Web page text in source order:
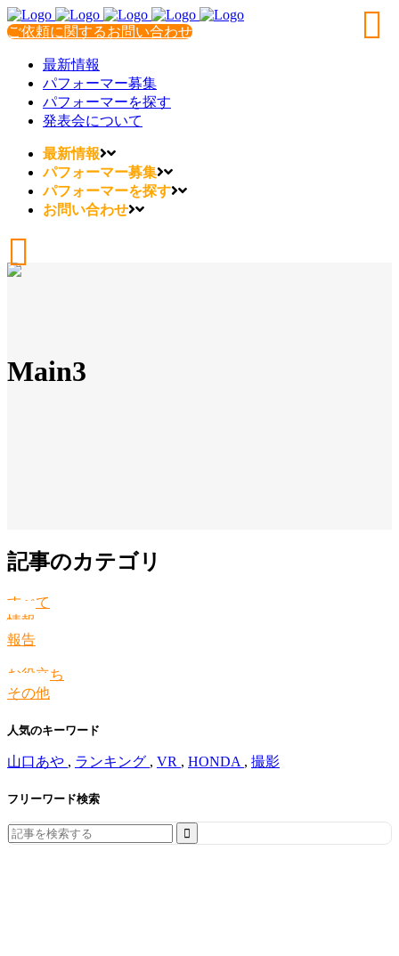
ご依頼に関するお問い合わせ
最新情報
パフォーマー募集
パフォーマーを探す
発表会について
最新情報
パフォーマー募集
パフォーマーを探す
お問い合わせ
Main3
記事のカテゴリ
すべて
情報
報告
お役立ち
その他
人気のキーワード
山口あや , ランキング , VR , HONDA , 撮影
フリーワード検索
Search
for: